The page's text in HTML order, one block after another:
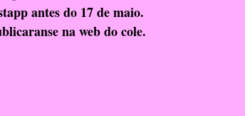
antes do 17 de maio.
na web do cole.